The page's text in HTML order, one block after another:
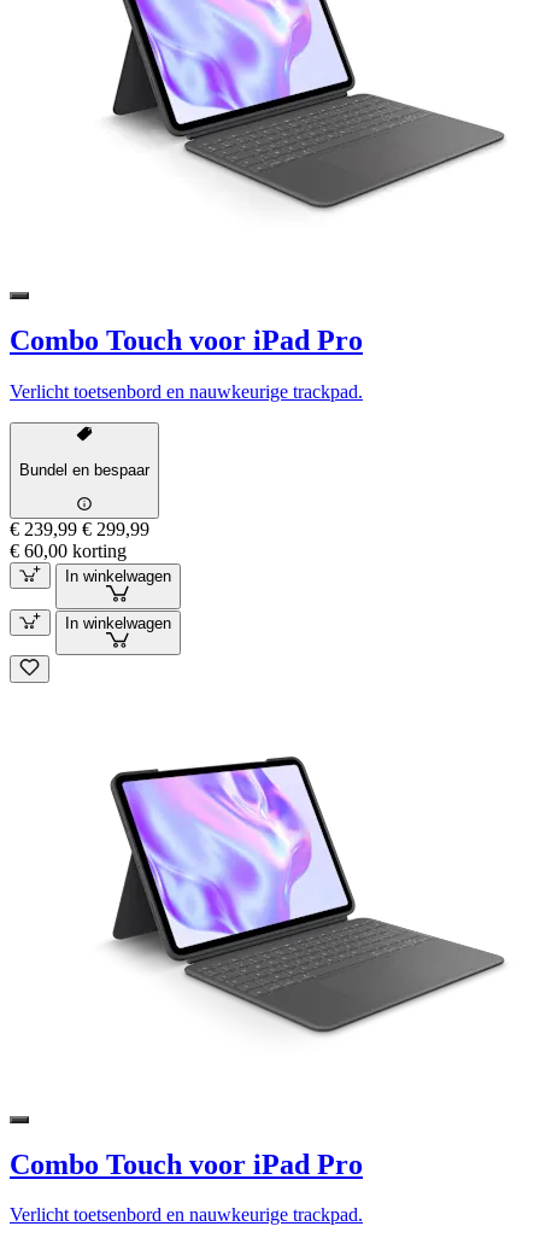
Combo Touch voor iPad Pro
Verlicht toetsenbord en nauwkeurige trackpad.
Bundel en bespaar
€ 239,99 € 299,99
€ 60,00 korting
In winkelwagen
In winkelwagen
Combo Touch voor iPad Pro
Verlicht toetsenbord en nauwkeurige trackpad.